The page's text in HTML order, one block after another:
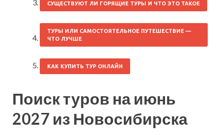
СУЩЕСТВУЮТ ЛИ ГОРЯЩИЕ ТУРЫ И ЧТО ЭТО ТАКОЕ
ТУРЫ ИЛИ САМОСТОЯТЕЛЬНОЕ ПУТЕШЕСТВИЕ —
ЧТО ЛУЧШЕ
КАК КУПИТЬ ТУР ОНЛАЙН
Поиск туров на июнь
2027 из Новосибирска